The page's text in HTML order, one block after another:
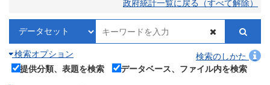
政府統計一覧に戻る（すべて解除）
検索オプション
検索のしかた
提供分類、表題を検索
データベース、ファイル内を検索